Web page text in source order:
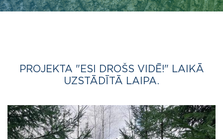
PROJEKTA "ESI DROŠS VIDĒ!" LAIKĀ
UZSTĀDĪTĀ LAIPA.